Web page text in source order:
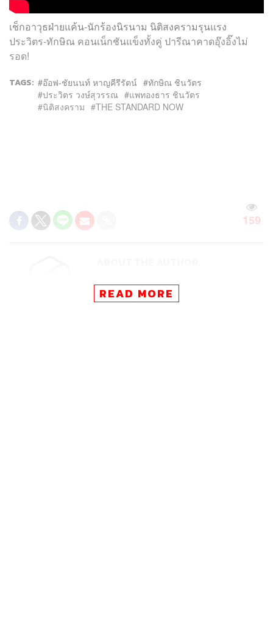
เช็กอาวุธฝ่ายแค้น-นักร้องนิรนาม นิติสงครามรุนแรง
ประวิตร-ทักษิณ คอนเน็กชันแข็งทั้งคู่ ปารีณาคาดอุ๊งอิ๊งไม่
รอด!
TAGS: อ๊อฟ-ชัยนนท์ หาญคีรีรัตน์
ทักษิณ ชินวัตร
ประวิตร วงษ์สุวรรณ
แพทองธาร ชินวัตร
นิติสงคราม
THE STANDARD NOW
159
THE STANDARD TEAM
กองบรรณาธิการ THE STANDARD
READ MORE